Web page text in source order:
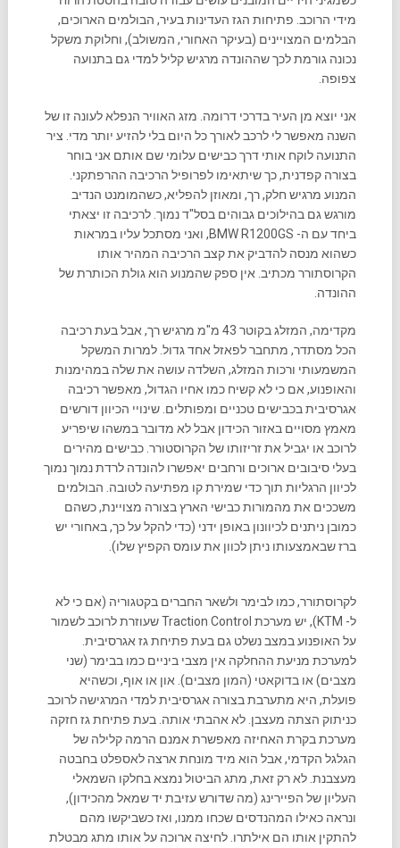
מידי הרוכב. פתיחות הגז העדינות בעיר, הבולמים הארוכים,
הבלמים המצויינים (בעיקר האחורי, המשולב), וחלוקת משקל
נכונה גורמת לכך שההונדה מרגיש קליל למדי גם בתנועה
צפופה.
אני יוצא מן העיר בדרכי דרומה. מזג האוויר הנפלא לעונה זו של
השנה מאפשר לי לרכב לאורך כל היום בלי להזיע יותר מדי. ציר
התנועה לוקח אותי דרך כבישים עלומי שם אותם אני בוחר
בצורה קפדנית, כך שיתאימו לפרופיל הרכיבה ההרפתקני.
המנוע מרגיש חלק, רך, ומאוזן להפליא, כשהמומנט הנדיב
מורגש גם בהילוכים גבוהים בסל"ד נמוך. לרכיבה זו יצאתי
ביחד עם ה- BMW R1200GS, ואני מסתכל עליו במראות
כשהוא מנסה להדביק את קצב הרכיבה המהיר אותו
הקרוסתורר מכתיב. אין ספק שהמנוע הוא גולת הכותרת של
ההונדה.
מקדימה, המזלג בקוטר 43 מ"מ מרגיש רך, אבל בעת רכיבה
הכל מסתדר, מתחבר לפאזל אחד גדול. למרות המשקל
המשמעותי ורכות המזלג, השלדה עושה את שלה במהימנות
והאופנוע, אם כי לא קשיח כמו אחיו הגדול, מאפשר רכיבה
אגרסיבית בכבישים טכניים ומפותלים. שינויי הכיוון דורשים
מאמץ מסויים באזור הכידון אבל לא מדובר במשהו שיפריע
לרוכב או יגביל את זריזותו של הקרוסטורר. כבישים מהירים
בעלי סיבובים ארוכים ורחבים יאפשרו להונדה לרדת נמוך נמוך
לכיוון הרגליות תוך כדי שמירת קו מפתיעה לטובה. הבולמים
משככים את מהמורות כבישי הארץ בצורה מצויינת, כשהם
כמובן ניתנים לכיוונון באופן ידני (כדי להקל על כך, באחורי יש
ברז שבאמצעותו ניתן לכוון את עומס הקפיץ שלו).
לקרוסתורר, כמו לבימר ולשאר החברים בקטגוריה (אם כי לא
ל- KTM), יש מערכת Traction Control שעוזרת לרוכב לשמור
על האופנוע במצב נשלט גם בעת פתיחת גז אגרסיבית.
למערכת מניעת ההחלקה אין מצבי ביניים כמו בבימר (שני
מצבים) או בדוקאטי (המון מצבים). און או אוף, וכשהיא
פועלת, היא מתערבת בצורה אגרסיבית למדי המרגישה לרוכב
כניתוק הצתה מעצבן. לא אהבתי אותה. בעת פתיחת גז חזקה
מערכת בקרת האחיזה מאפשרת אמנם הרמה קלילה של
הגלגל הקדמי, אבל הוא מיד מונחת ארצה לאספלט בחבטה
מעצבנת. לא רק זאת, מתג הביטול נמצא בחלקו השמאלי
העליון של הפיירינג (מה שדורש עזיבת יד שמאל מהכידון),
ונראה כאילו המהנדסים שכחו ממנו, ואז כשביקשו מהם
להתקין אותו הם אילתרו. לחיצה ארוכה על אותו מתג מבטלת